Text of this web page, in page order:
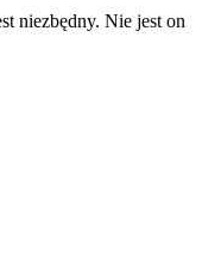
niezbędny. Nie jest on